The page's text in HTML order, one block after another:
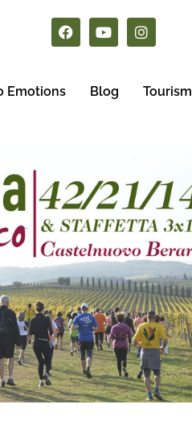
Emotions Blog Tourism